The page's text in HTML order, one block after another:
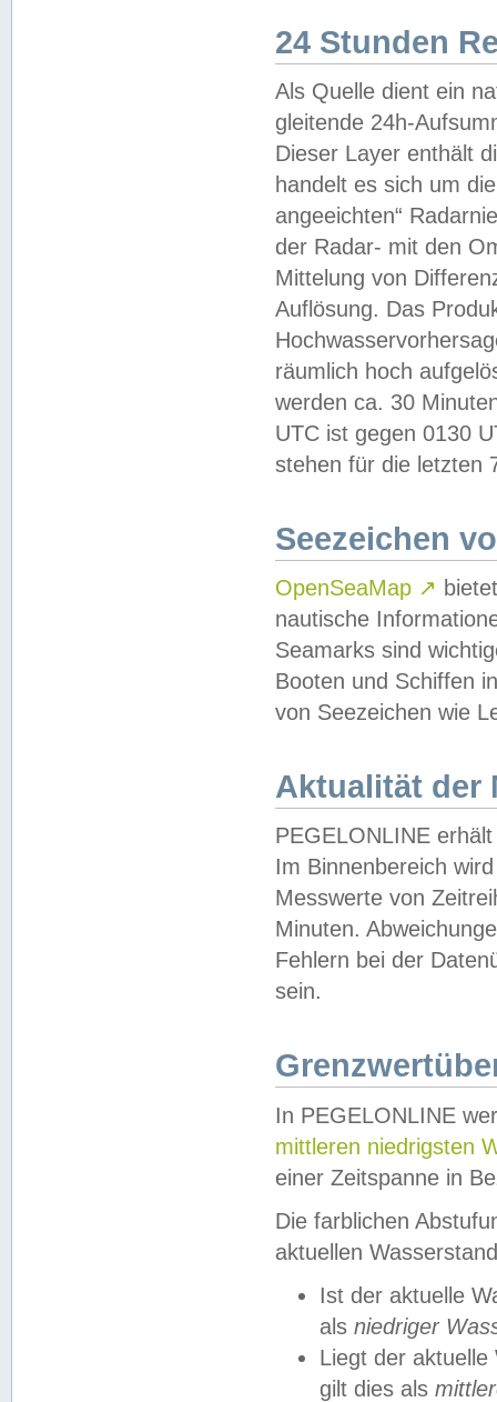
24 Stunden
Als Quelle dient ein
gleitende 24h-
Dieser Layer enthält
handelt es sich um
angeeichten“
der Radar- mit den
Mittelung von
Auflösung. Das
räumlich hoch
werden ca. 30
UTC ist gegen 0130
stehen für die letzten
Seezeichen
OpenSeaMap ↗
nautische
Seamarks sind
Booten und Schiffen
von Seezeichen wie
Aktualität der
PEGELONLINE
Im Binnenbereich
Messwerte von
Minuten.
Fehlern bei der
sein.
In PEGELONLINE
mittleren niedrigsten
einer Zeitspanne in
Die farblichen
aktuellen
Ist der aktuelle
als niedriger
Liegt der
gilt dies als